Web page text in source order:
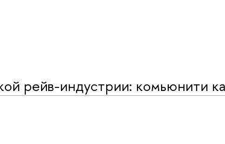
рейв-индустрии: комьюнити